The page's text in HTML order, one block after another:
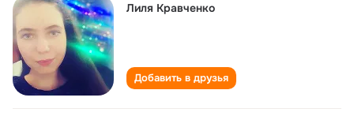
Лиля Кравченко
Добавить в друзья